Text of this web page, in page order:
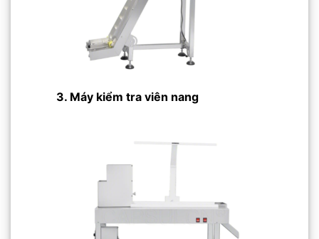
3. Máy kiểm tra viên nang